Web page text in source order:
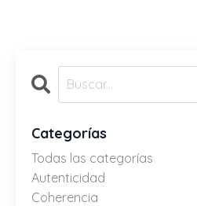
Categorías
Todas las categorías
Autenticidad
Coherencia